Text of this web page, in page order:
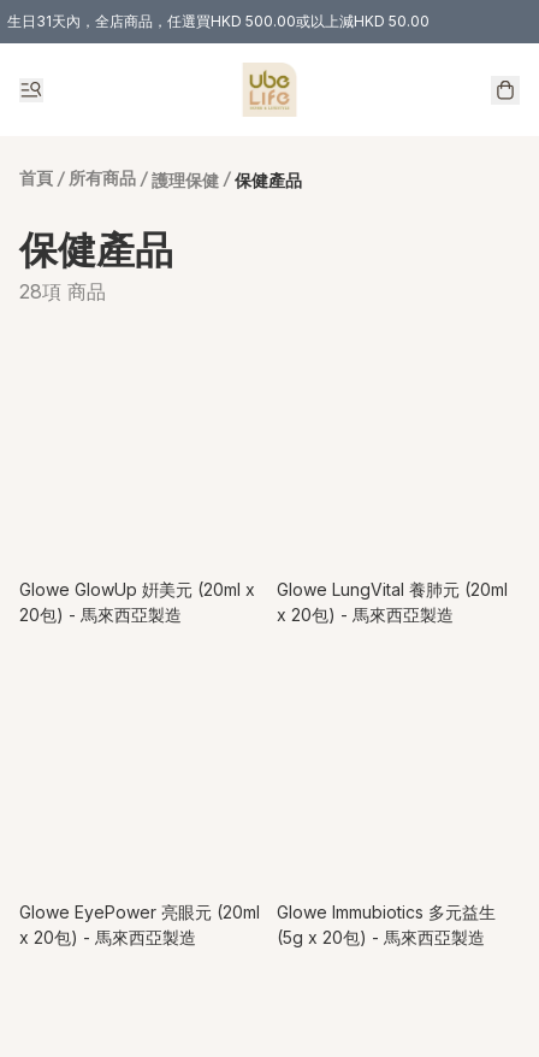
生日31天內，全店商品，任選買HKD 500.00或以上減HKD 50.00
購物滿 HKD 300.00即享免運費優惠！（適用於 特定的送貨方式 )
首頁 / 所有商品 / 護理保健 / 保健產品
保健產品
28項 商品
Glowe GlowUp 姸美元 (20ml x
20包) - 馬來西亞製造
Glowe LungVital 養肺元 (20ml
x 20包) - 馬來西亞製造
Glowe EyePower 亮眼元 (20ml
x 20包) - 馬來西亞製造
Glowe Immubiotics 多元益生
(5g x 20包) - 馬來西亞製造